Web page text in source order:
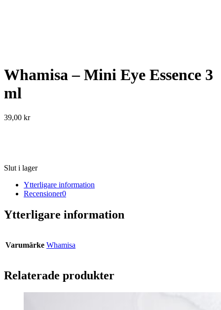
Whamisa – Mini Eye Essence 3
ml
39,00 kr
Slut i lager
Ytterligare information
Recensioner0
Ytterligare information
Varumärke Whamisa
Relaterade produkter